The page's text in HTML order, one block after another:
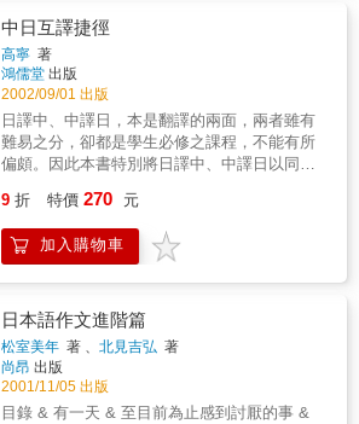
讓您考研究所，事半功倍！ & ★教育界、學術
界一致推崇、聯合推薦！ & ．東吳大學日文系
前系主任林雪星博士 這本書適用於初 學者甚至
高級日文程度者，內容循序漸進、深入淺出，
並配合實例。秋桂老師與落合老師體貼地從日
文論文的撰寫格式、標點符號、研究步驟，乃
至於參考書目的引 用方式，一一詳盡解說。不
論文的研究生有極大助益，即使自學者也能跟
院周玉慧博士 本書從專題報告或學術論文上常
使用的文體，至研究計畫書以及研究所課堂發
表，或是學術會議上口頭發表範例，面面俱
到，如果有了這些常識，出國留學、發表論文
將迎刃而解，因此誠摯地
中日互譯捷徑
高寧 著
鴻儒堂 出版
2002/09/01 出版
日譯中、中譯日，本是翻譯的兩面，兩者雖有
難易之分，卻都是學生必修之課程，不能有所
偏頗。因此本書特別將日譯中、中譯日以同等
此書所舉的各式各樣的例句中學習到翻譯的捷
徑。
9 折 特價 270 元
加入購物車
日本語作文進階篇
松室美年 著 、北見吉弘 著
尚昂 出版
2001/11/05 出版
目錄 & 有一天 & 至目前為止感到討厭的事 &